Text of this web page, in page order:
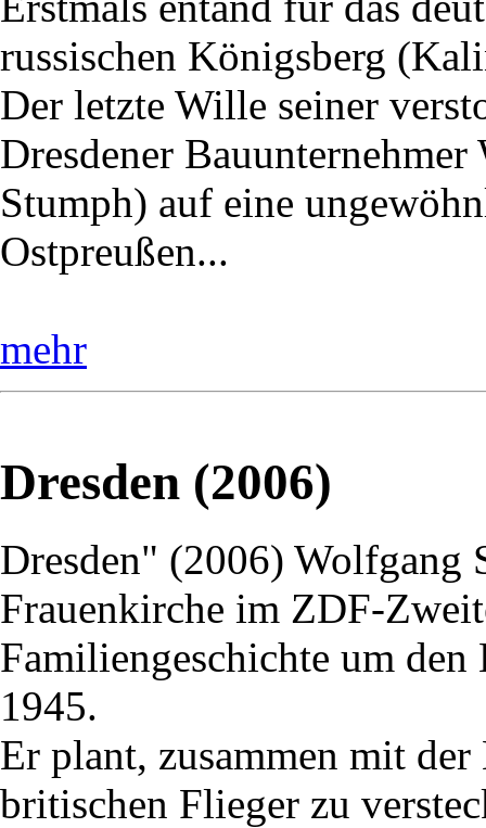
russischen Königsberg
Der letzte Wille seiner
Dresdener
Stumph) auf eine
Ostpreußen...
mehr
Dresden (2006)
Dresden" (2006) Wolfgang
Frauenkirche im ZDF-
Familiengeschichte um
1945.
Er plant, zusammen mit
britischen Flieger zu